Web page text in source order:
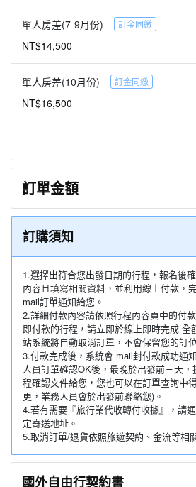
單人房差(7-9月份) 訂金同繳
NT$14,500
單人房差(10月份) 訂金同繳
NT$16,500
訂單金額
訂購須知
1.選擇出符合您出發日期的行程，報名後
內容且填寫相關資料，並利用線上付款，
mail訂單通知給您。
2.詳細付款內容請依照行程內容頁中的付
即付款的行程，請立即於線上即時完成 全
站系統將自動取消訂單，不會保留您的訂
3.付款完成後，系統會 mail封付款成功通
人員訂單確認OK後，最晚於出發前三天
程確認文件給您，您也可以在訂單查詢中
更，業務人員會於出發前聯絡您)。
4.若有需要『旅行業代收轉付收據』，請
定寄送地址。
5.取消訂單/退貨依照旅遊契約、金流等相
國外自由行契約書